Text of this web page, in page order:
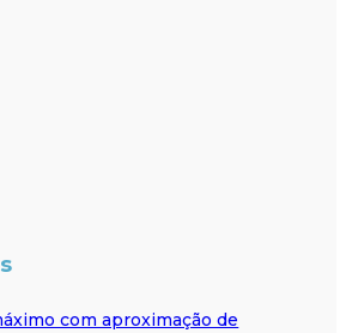
com aproximação de